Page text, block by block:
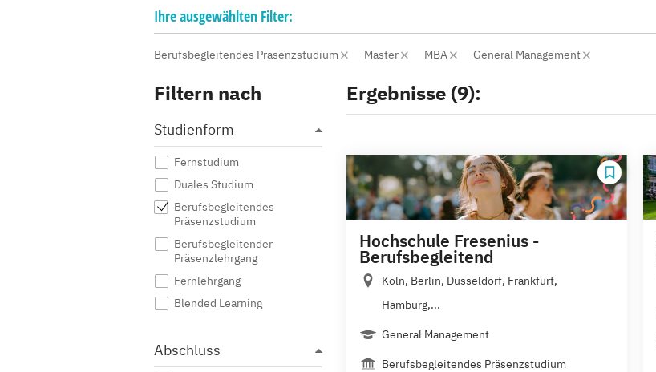
Ihreausgewählten Filter:
Berufsbegleitendes Präsenzstudium Master MBA General Management
Filtern nach
Studienform
Fernstudium
Duales Studium
Berufsbegleitendes
Präsenzstudium
Berufsbegleitender
Präsenzlehrgang
Fernlehrgang
Blended Learning
Abschluss
Ergebnisse (9):
Hochschule Fresenius -
Berufsbegleitend
Köln, Berlin, Düsseldorf, Frankfurt,
Hamburg,...
General Management
Berufsbegleitendes Präsenzstudium